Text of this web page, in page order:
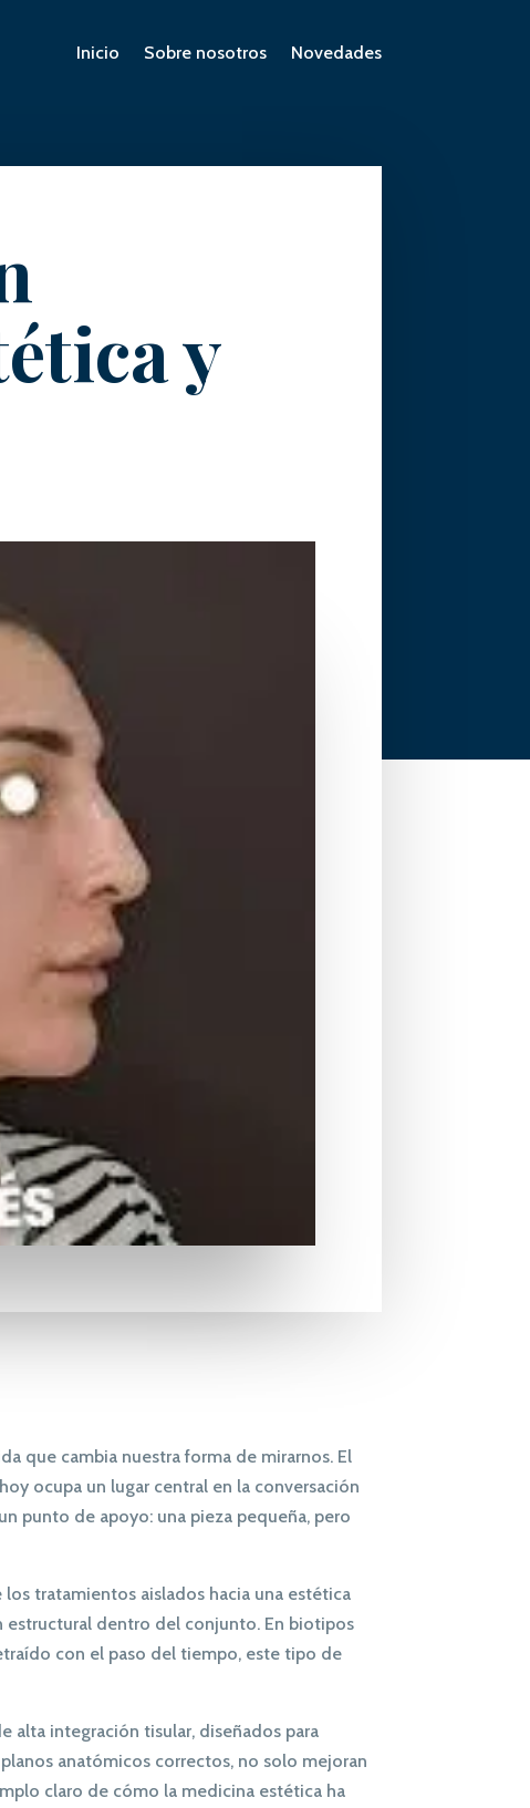
Inicio Sobre nosotros Novedades
y
que cambia nuestra forma de mirarnos. El
ocupa un lugar central en la conversación
punto de apoyo: una pieza pequeña, pero
tratamientos aislados hacia una estética
estructural dentro del conjunto. En biotipos
con el paso del tiempo, este tipo de
alta integración tisular, diseñados para
anatómicos correctos, no solo mejoran
claro de cómo la medicina estética ha